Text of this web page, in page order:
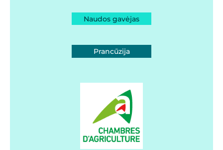
Naudos gavėjas
Prancūzija